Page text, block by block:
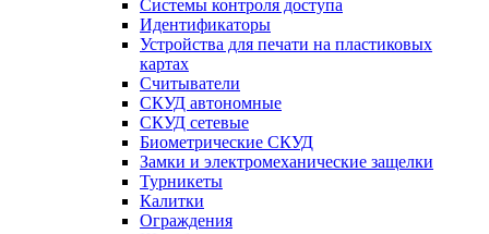
Системы контроля доступа
Идентификаторы
Устройства для печати на пластиковых
картах
Считыватели
СКУД автономные
СКУД сетевые
Биометрические СКУД
Замки и электромеханические защелки
Турникеты
Калитки
Ограждения